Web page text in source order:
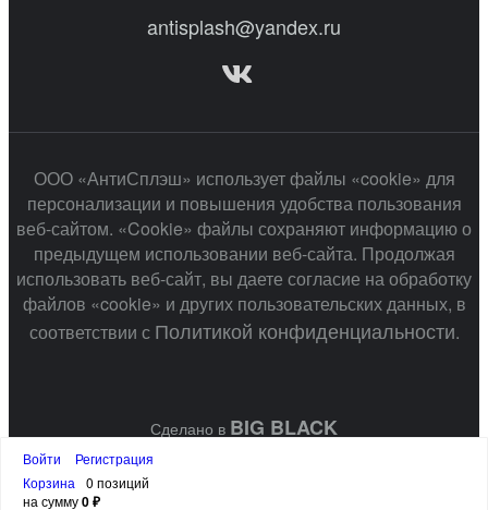
antisplash@yandex.ru
ООО «АнтиСплэш» использует файлы «cookie» для
персонализации и повышения удобства пользования
веб-сайтом. «Cookie» файлы сохраняют информацию о
предыдущем использовании веб-сайта. Продолжая
использовать веб-сайт, вы даете согласие на обработку
файлов «cookie» и других пользовательских данных, в
соответствии с Политикой конфиденциальности.
Сделано в BIG BLACK
Войти
Регистрация
Корзина
0 позиций
на сумму0 ₽